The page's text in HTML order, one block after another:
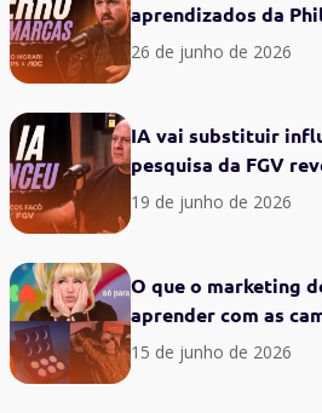
aprendizados da
26 de junho de 2026
IA vai substituir
pesquisa da FGV
19 de junho de 2026
O que o marketing
aprender com as
15 de junho de 2026